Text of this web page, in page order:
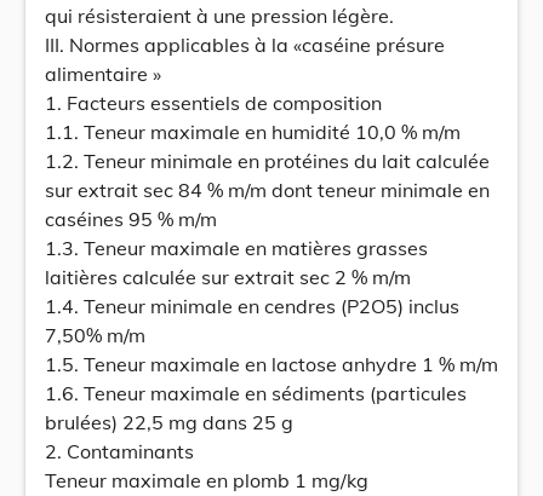
qui résisteraient à une pression légère.
III. Normes applicables à la «caséine présure
alimentaire »
1. Facteurs essentiels de composition
1.1. Teneur maximale en humidité 10,0 % m/m
1.2. Teneur minimale en protéines du lait calculée
sur extrait sec 84 % m/m dont teneur minimale en
caséines 95 % m/m
1.3. Teneur maximale en matières grasses
laitières calculée sur extrait sec 2 % m/m
1.4. Teneur minimale en cendres (P2O5) inclus
7,50% m/m
1.5. Teneur maximale en lactose anhydre 1 % m/m
1.6. Teneur maximale en sédiments (particules
brulées) 22,5 mg dans 25 g
2. Contaminants
Teneur maximale en plomb 1 mg/kg